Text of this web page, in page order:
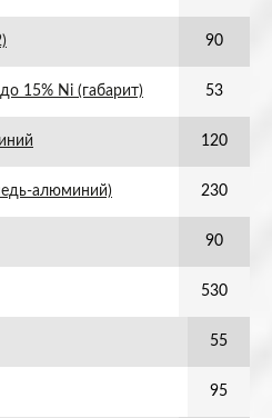
90
15% Ni (габарит) 53
120
алюминий) 230
90
530
55
95